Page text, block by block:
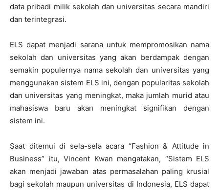
data pribadi milik sekolah dan universitas secara mandiri
dan terintegrasi.
ELS dapat menjadi sarana untuk mempromosikan nama
sekolah dan universitas yang akan berdampak dengan
semakin populernya nama sekolah dan universitas yang
menggunakan sistem ELS ini, dengan popularitas sekolah
dan universitas yang meningkat, maka jumlah murid atau
mahasiswa baru akan meningkat signifikan dengan
sistem ini.
Saat ditemui di sela-sela acara “Fashion & Attitude in
Business” itu, Vincent Kwan mengatakan, “Sistem ELS
akan menjadi jawaban atas permasalahan paling krusial
bagi sekolah maupun universitas di Indonesia, ELS dapat